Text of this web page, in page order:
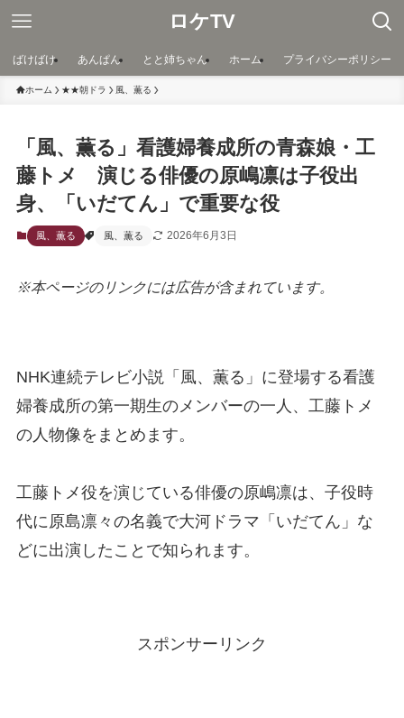
ロケTV
ばけばけ あんぱん とと姉ちゃん ホーム プライバシーポリシー
ホーム ★★朝ドラ 風、薫る
「風、薫る」看護婦養成所の青森娘・工
藤トメ 演じる俳優の原嶋凛は子役出
身、「いだてん」で重要な役
風、薫る 風、薫る 2026年6月3日
※本ページのリンクには広告が含まれています。
NHK連続テレビ小説「風、薫る」に登場する看護
婦養成所の第一期生のメンバーの一人、工藤トメ
の人物像をまとめます。
工藤トメ役を演じている俳優の原嶋凛は、子役時
代に原島凛々の名義で大河ドラマ「いだてん」な
どに出演したことで知られます。
スポンサーリンク